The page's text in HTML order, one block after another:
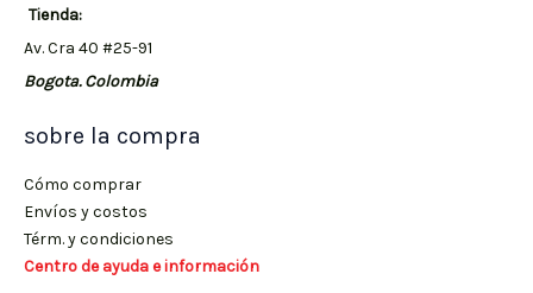
Tienda:
Av. Cra 40 #25-91
Bogota. Colombia
sobre la compra
Cómo comprar
Envíos y costos
Térm. y condiciones
Centro de ayuda e información